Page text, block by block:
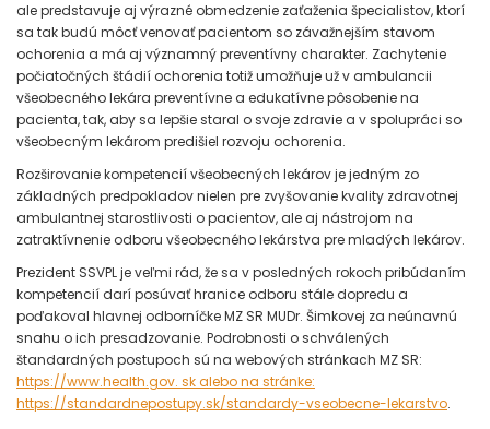
ale predstavuje aj výrazné obmedzenie zaťaženia špecialistov, ktorí
sa tak budú môcť venovať pacientom so závažnejším stavom
ochorenia a má aj významný preventívny charakter. Zachytenie
počiatočných štádií ochorenia totiž umožňuje už v ambulancii
všeobecného lekára preventívne a edukatívne pôsobenie na
pacienta, tak, aby sa lepšie staral o svoje zdravie a v spolupráci so
všeobecným lekárom predišiel rozvoju ochorenia.
Rozširovanie kompetencií všeobecných lekárov je jedným zo
základných predpokladov nielen pre zvyšovanie kvality zdravotnej
ambulantnej starostlivosti o pacientov, ale aj nástrojom na
zatraktívnenie odboru všeobecného lekárstva pre mladých lekárov.
Prezident SSVPL je veľmi rád, že sa v posledných rokoch pribúdaním
kompetencií darí posúvať hranice odboru stále dopredu a
poďakoval hlavnej odborníčke MZ SR MUDr. Šimkovej za neúnavnú
snahu o ich presadzovanie. Podrobnosti o schválených
štandardných postupoch sú na webových stránkach MZ SR:
https://www.health.gov. sk alebo na stránke:
https://standardnepostupy.sk/standardy-vseobecne-lekarstvo.